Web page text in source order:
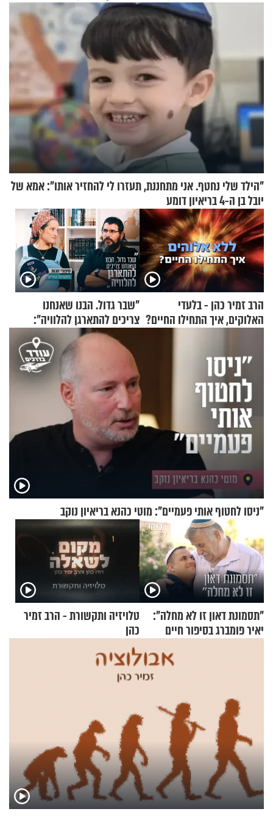
בבוקר בהנחת תפילין"
"הילד שלי נחטף. אני מתחננת, תעזרו לי להחזיר אותו": אמא של
יובל בן ה-4 בריאיון דומע
הרב זמיר כהן - בלעדי
האלוקים, איך התחילו החיים?
"שבר גדול. הבנו שאנחנו
צריכים להתארגן להלוויה":
זוגיות במבחן, הפעם עם מרים
וגד דנינו
"ניסו לחטוף אותי פעמיים": מוטי כהנא בריאיון נוקב
"תסמונת דאון זו לא מחלה":
יאיר פומברג בסיפור חיים
טלויזיה ותקשורת - הרב זמיר
כהן